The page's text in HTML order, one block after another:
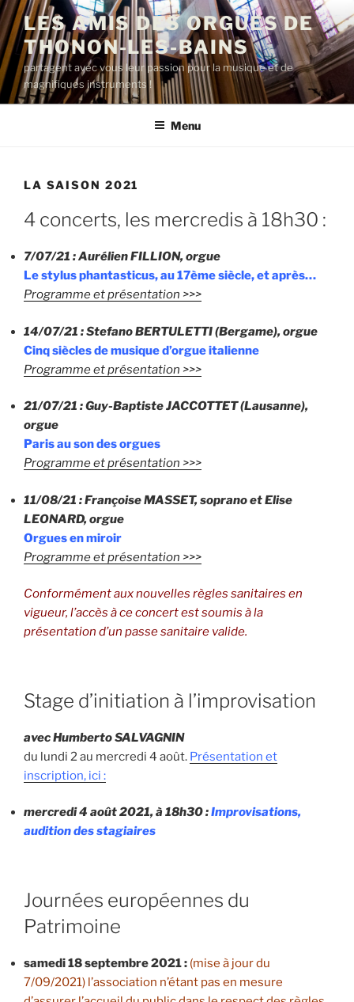
Aller
au
contenu
principal
LES AMIS DES ORGUES DE
THONON-LES-BAINS
partagent avec vous leur passion pour la musique et de
magnifiques instruments !
Menu
LA SAISON 2021
4 concerts, les mercredis à 18h30 :
7/07/21 : Aurélien FILLION, orgue
Le stylus phantasticus, au 17ème siècle, et après…
Programme et présentation >>>
14/07/21 : Stefano BERTULETTI (Bergame), orgue
Cinq siècles de musique d’orgue italienne
Programme et présentation >>>
21/07/21 : Guy-Baptiste JACCOTTET (Lausanne),
orgue
Paris au son des orgues
Programme et présentation >>>
11/08/21 : Françoise MASSET, soprano et Elise
LEONARD, orgue
Orgues en miroir
Programme et présentation >>>
Conformément aux nouvelles règles sanitaires en
vigueur, l’accès à ce concert est soumis à la
présentation d’un passe sanitaire valide.
Stage d’initiation à l’improvisation
avec Humberto SALVAGNIN
du lundi 2 au mercredi 4 août. Présentation et
inscription, ici :
mercredi 4 août 2021, à 18h30 :Improvisations,
audition des stagiaires
Journées européennes du
Patrimoine
samedi 18 septembre 2021 : (mise à jour du
7/09/2021) l’association n’étant pas en mesure